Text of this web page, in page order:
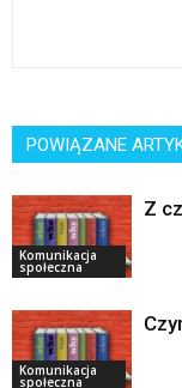
POWIĄZANE
Komunikacja
społeczna
Z
Komunikacja
społeczna